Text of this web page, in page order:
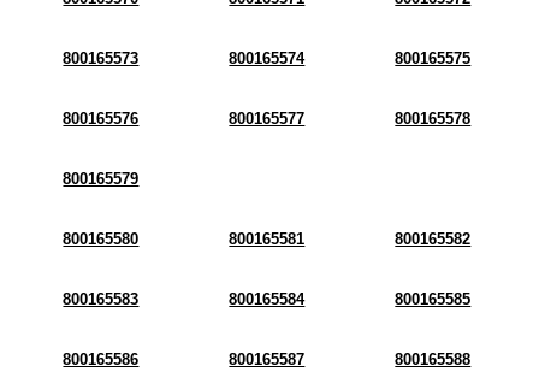
800165573 800165574 800165575
800165576 800165577 800165578
800165579
800165580 800165581 800165582
800165583 800165584 800165585
800165586 800165587 800165588